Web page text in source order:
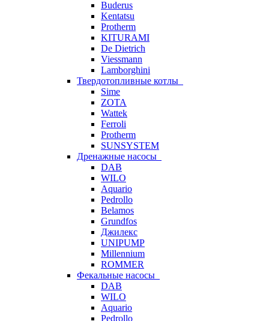
Buderus
Kentatsu
Protherm
KITURAMI
De Dietrich
Viessmann
Lamborghini
Твердотопливные котлы
Sime
ZOTA
Wattek
Ferroli
Protherm
SUNSYSTEM
Дренажные насосы
DAB
WILO
Aquario
Pedrollo
Belamos
Grundfos
Джилекс
UNIPUMP
Millennium
ROMMER
Фекальные насосы
DAB
WILO
Aquario
Pedrollo